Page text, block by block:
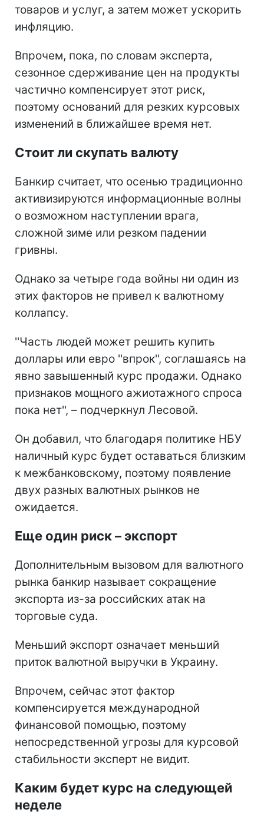
товаров и услуг, а затем может ускорить
инфляцию.
Впрочем, пока, по словам эксперта,
сезонное сдерживание цен на продукты
частично компенсирует этот риск,
поэтому оснований для резких курсовых
изменений в ближайшее время нет.
Стоит ли скупать валюту
Банкир считает, что осенью традиционно
активизируются информационные волны
о возможном наступлении врага,
сложной зиме или резком падении
гривны.
Однако за четыре года войны ни один из
этих факторов не привел к валютному
коллапсу.
''Часть людей может решить купить
доллары или евро ''впрок'', соглашаясь на
явно завышенный курс продажи. Однако
признаков мощного ажиотажного спроса
пока нет'', – подчеркнул Лесовой.
Он добавил, что благодаря политике НБУ
наличный курс будет оставаться близким
к межбанковскому, поэтому появление
двух разных валютных рынков не
ожидается.
Еще один риск – экспорт
Дополнительным вызовом для валютного
рынка банкир называет сокращение
экспорта из-за российских атак на
торговые суда.
Меньший экспорт означает меньший
приток валютной выручки в Украину.
Впрочем, сейчас этот фактор
компенсируется международной
финансовой помощью, поэтому
непосредственной угрозы для курсовой
стабильности эксперт не видит.
Каким будет курс на следующей
неделе